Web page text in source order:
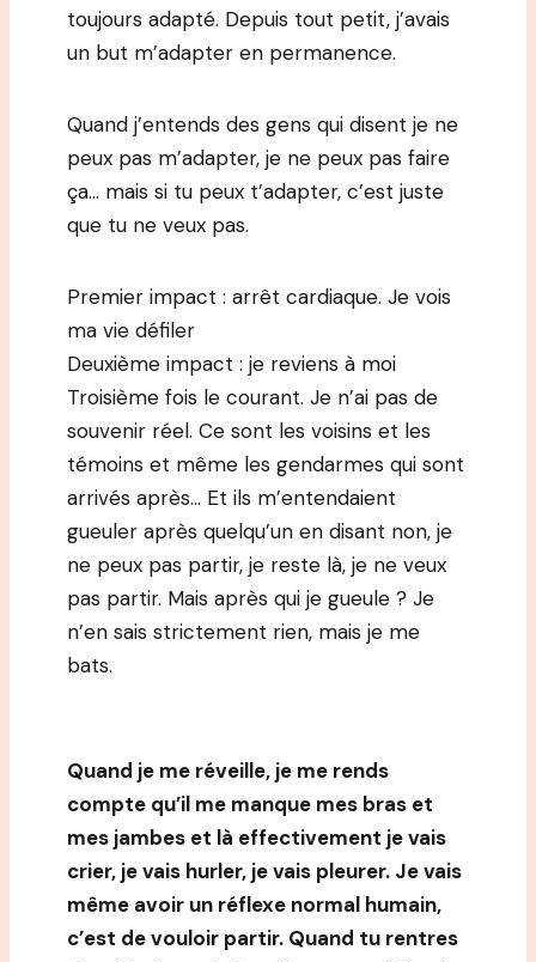
toujours adapté. Depuis tout petit, j’avais
un but m’adapter en permanence.
Quand j’entends des gens qui disent je ne
peux pas m’adapter, je ne peux pas faire
ça… mais si tu peux t’adapter, c’est juste
que tu ne veux pas.
Premier impact : arrêt cardiaque. Je vois
ma vie défiler
Deuxième impact : je reviens à moi
Troisième fois le courant. Je n’ai pas de
souvenir réel. Ce sont les voisins et les
témoins et même les gendarmes qui sont
arrivés après… Et ils m’entendaient
gueuler après quelqu’un en disant non, je
ne peux pas partir, je reste là, je ne veux
pas partir. Mais après qui je gueule ? Je
n’en sais strictement rien, mais je me
bats.
Quand je me réveille, je me rends
compte qu’il me manque mes bras et
mes jambes et là effectivement je vais
crier, je vais hurler, je vais pleurer. Je vais
même avoir un réflexe normal humain,
c’est de vouloir partir. Quand tu rentres